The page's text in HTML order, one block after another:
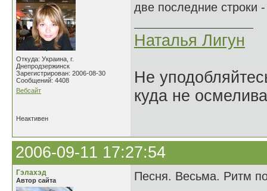
Откуда: Украина, г.
Днепродзержинск
Зарегистрирован: 2006-08-30
Сообщений: 4408
Вебсайт
две последние строки
Наталья Лигун
Не
куда не
Неактивен
2006-09-11 17:27:54
Гэлахэд
Автор сайта Песня. Весьма. Ритм